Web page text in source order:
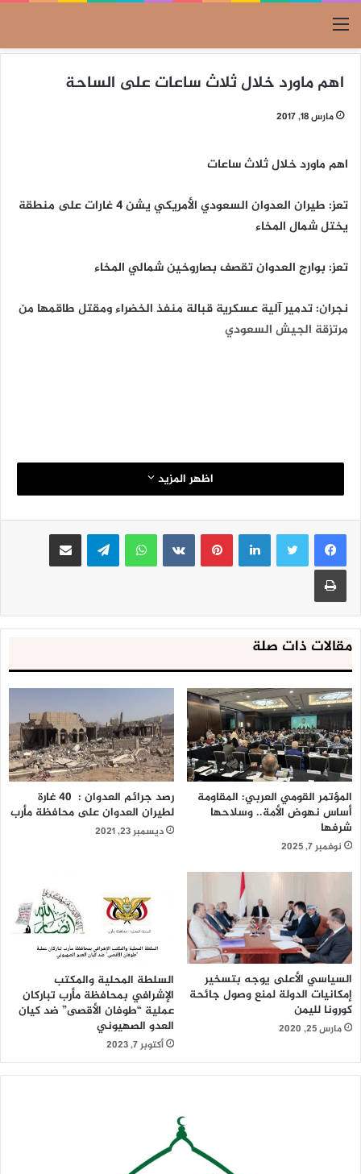
القائمة
اهم ماورد خلال ثلاث ساعات على الساحة
مارس 18, 2017
اهم ماورد خلال ثلاث ساعات
تعز: طيران العدوان السعودي الأمريكي يشن 4 غارات على منطقة
يختل شمال المخاء
تعز: بوارج العدوان تقصف بصاروخين شمالي المخاء
نجران: تدمير آلية عسكرية قبالة منفذ الخضراء ومقتل طاقمها من
مرتزقة الجيش السعودي
اظهر المزيد
لينكدإنبينتيريست واتساب تيلقرام مشاركة عبر البريد
طباعة
مقالات ذات صلة
المؤتمر القومي العربي: المقاومة
أساس نهوض الأمة.. وسلاحها
شرفها
نوفمبر 7, 2025
رصد جرائم العدوان : 40 غارة
لطيران العدوان على محافظة مأرب
ديسمبر 23, 2021
السياسي الأعلى يوجه بتسخير
إمكانيات الدولة لمنع وصول جائحة
كورونا لليمن
مارس 25, 2020
السلطة المحلية والمكتب
الإشرافي بمحافظة مأرب تباركان
عملية “طوفان الأقصى” ضد كيان
العدو الصهيوني
أكتوبر 7, 2023